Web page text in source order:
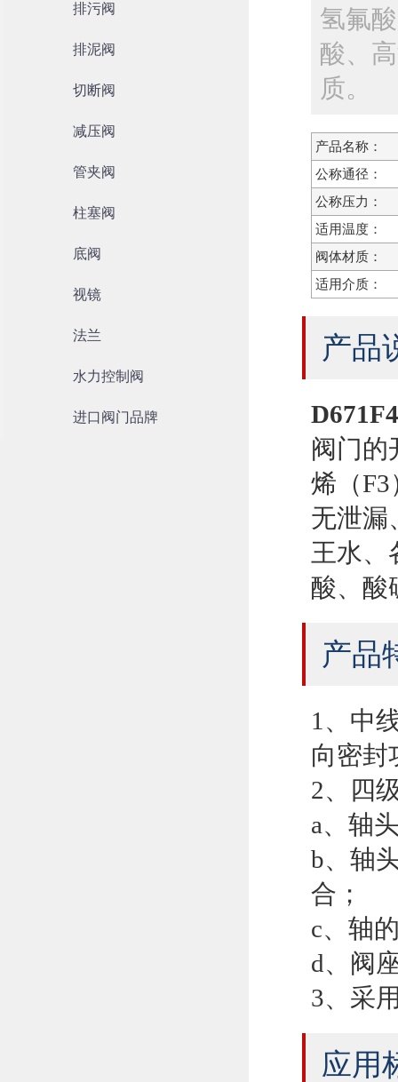
排污阀
排泥阀
切断阀
减压阀
管夹阀
柱塞阀
底阀
视镜
法兰
水力控制阀
进口阀门品牌
氢氟
酸、
质。
产品名称：
公称通径：
公称压力：
适用温度：
阀体材质：
适用介质：
产品
阀门的
烯（
无泄漏
王水、
酸、酸
产品
1、中
向密封
2、四
a、轴
b、轴
合；
c、轴
d、阀
3、采
应用